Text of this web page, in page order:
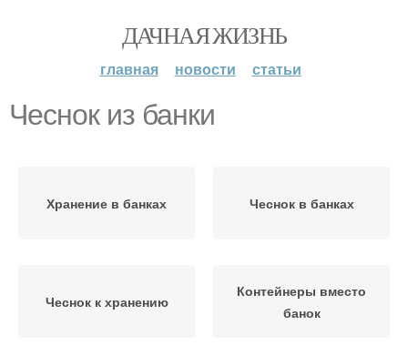
ДАЧНАЯ ЖИЗНЬ
главная новости статьи
Чеснок из банки
Хранение в банках Чеснок в банках
Чеснок к хранению
Контейнеры вместо
банок